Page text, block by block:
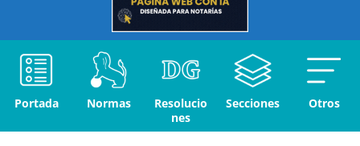
Portada Normas
Resolucio
nes
Secciones Otros